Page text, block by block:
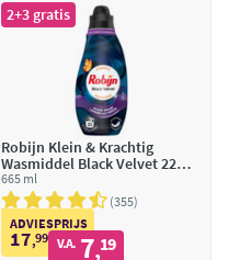
2+3 gratis
Robijn Klein & Krachtig
Wasmiddel Black Velvet 22
Wasbeurten
665 ml
355
ADVIESPRIJS
17,99 V.A. 7,19